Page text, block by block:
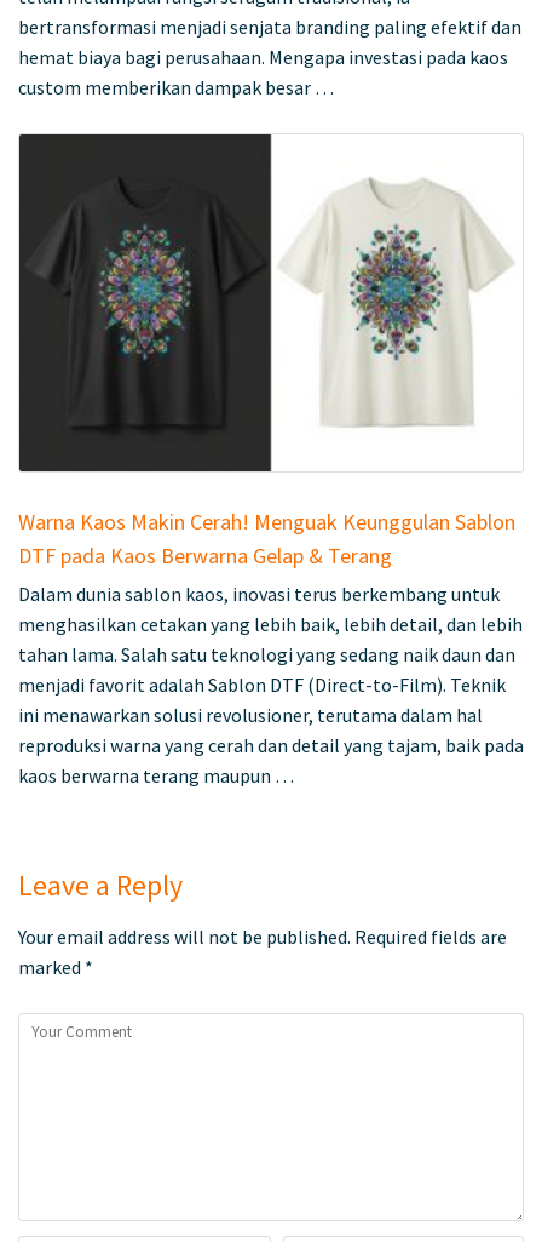
bertransformasi menjadi senjata branding paling efektif dan
hemat biaya bagi perusahaan. Mengapa investasi pada kaos
custom memberikan dampak besar …
Warna Kaos Makin Cerah! Menguak Keunggulan Sablon
DTF pada Kaos Berwarna Gelap & Terang
Dalam dunia sablon kaos, inovasi terus berkembang untuk
menghasilkan cetakan yang lebih baik, lebih detail, dan lebih
tahan lama. Salah satu teknologi yang sedang naik daun dan
menjadi favorit adalah Sablon DTF (Direct-to-Film). Teknik
ini menawarkan solusi revolusioner, terutama dalam hal
reproduksi warna yang cerah dan detail yang tajam, baik pada
kaos berwarna terang maupun …
Leave a Reply
Your email address will not be published. Required fields are
marked *